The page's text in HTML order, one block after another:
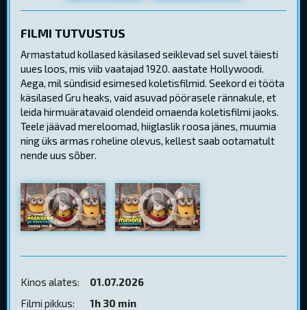
FILMI TUTVUSTUS
Armastatud kollased käsilased seiklevad sel suvel täiesti
uues loos, mis viib vaatajad 1920. aastate Hollywoodi.
Aega, mil sündisid esimesed koletisfilmid. Seekord ei tööta
käsilased Gru heaks, vaid asuvad pöörasele rännakule, et
leida hirmuäratavaid olendeid omaenda koletisfilmi jaoks.
Teele jäävad mereloomad, hiiglaslik roosa jänes, muumia
ning üks armas roheline olevus, kellest saab ootamatult
nende uus sõber.
Kinos alates:
01.07.2026
Filmi pikkus:
1h 30 min